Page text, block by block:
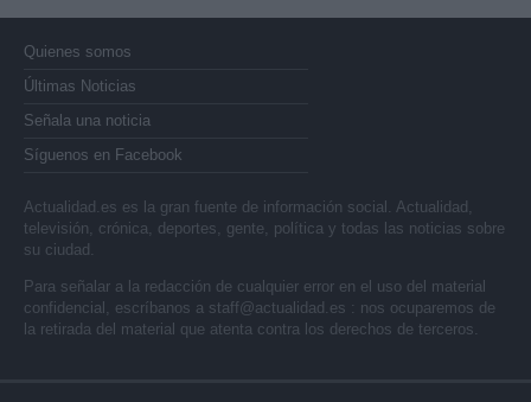
Quienes somos
Últimas Noticias
Señala una noticia
Síguenos en Facebook
Actualidad.es es la gran fuente de información social. Actualidad,
televisión, crónica, deportes, gente, política y todas las noticias sobre
su ciudad.
Para señalar a la redacción de cualquier error en el uso del material
confidencial, escríbanos a staff@actualidad.es : nos ocuparemos de
la retirada del material que atenta contra los derechos de terceros.